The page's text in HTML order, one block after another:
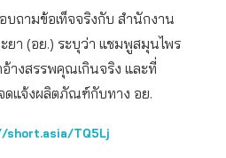
ถามข้อเท็จจริงกับ สำนักงาน
า (อย.) ระบุว่า แชมพูสมุนไพร
างสรรพคุณเกินจริง และที่
ดแจ้งผลิตภัณฑ์กับทาง อย.
short.asia/TQ5Lj